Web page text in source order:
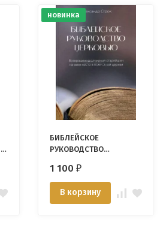
новинка
БИБЛЕЙСКОЕ
РУКОВОДСТВО
Строк
1 100 ₽
В корзину